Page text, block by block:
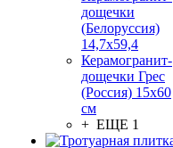
дощечки
(Белоруссия)
14,7x59,4
Керамогранит-
дощечки Грес
(Россия) 15х60
см
+ ЕЩЕ 1